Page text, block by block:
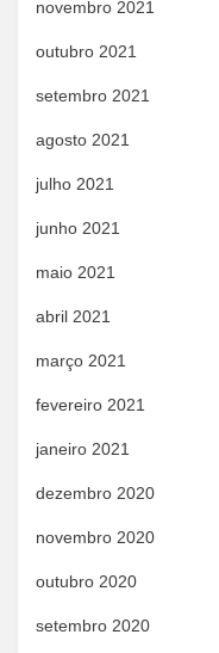
novembro 2021
outubro 2021
setembro 2021
agosto 2021
julho 2021
junho 2021
maio 2021
abril 2021
março 2021
fevereiro 2021
janeiro 2021
dezembro 2020
novembro 2020
outubro 2020
setembro 2020